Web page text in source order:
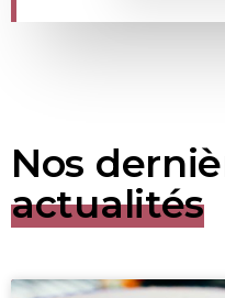
Nos
actualités